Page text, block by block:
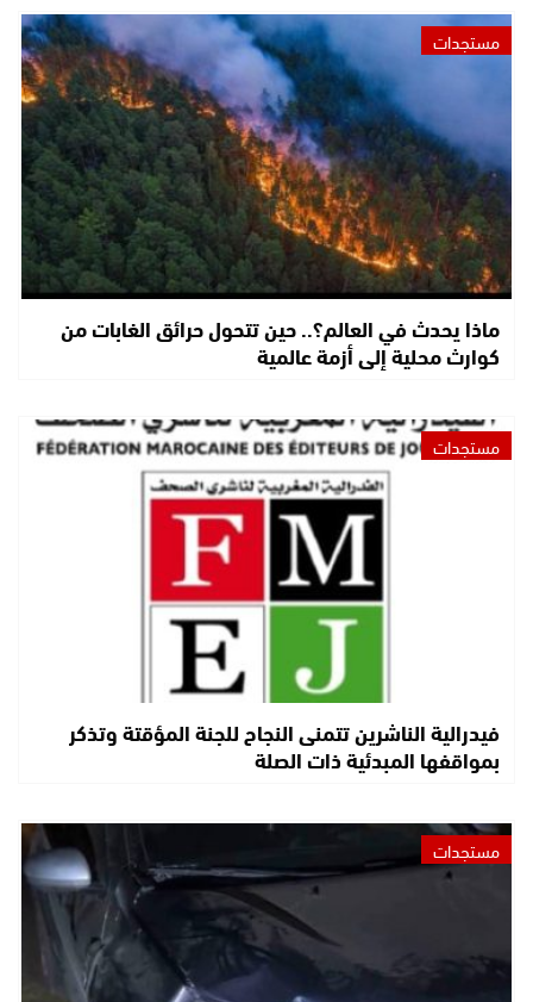
مستجدات
ماذا يحدث في العالم؟.. حين تتحول حرائق الغابات من
كوارث محلية إلى أزمة عالمية
مستجدات
فيدرالية الناشرين تتمنى النجاح للجنة المؤقتة وتذكر
بمواقفها المبدئية ذات الصلة
مستجدات